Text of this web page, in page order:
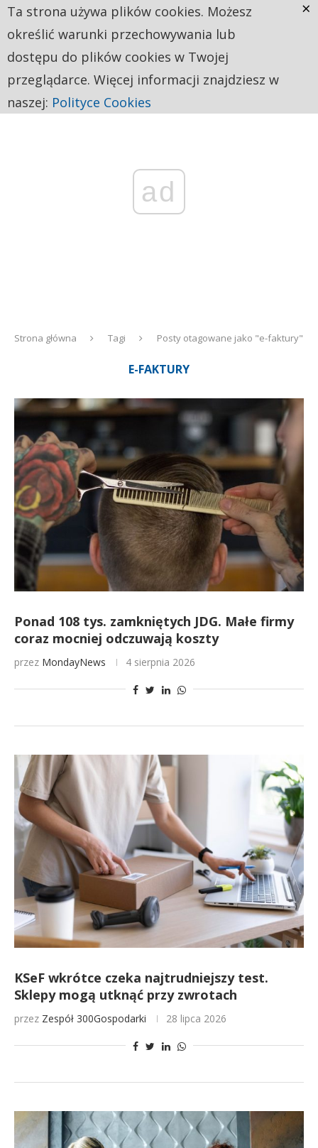
ad
Strona główna Tagi Posty otagowane jako "e-faktury"
E-FAKTURY
Ponad 108 tys. zamkniętych JDG. Małe firmy
coraz mocniej odczuwają koszty
przez MondayNews 4 sierpnia 2026
KSeF wkrótce czeka najtrudniejszy test.
Sklepy mogą utknąć przy zwrotach
przez Zespół 300Gospodarki 28 lipca 2026
Ta strona używa plików cookies. Możesz
określić warunki przechowywania lub
dostępu do plików cookies w Twojej
przeglądarce. Więcej informacji znajdziesz w
naszej: Polityce Cookies
×